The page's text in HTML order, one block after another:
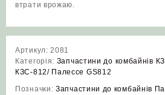
втрати врожаю.
Артикул:2081
Категорія: Запчастини до комбайнів
КЗС-812/ Палессе GS812
Позначки: Запчастини до комбайнів